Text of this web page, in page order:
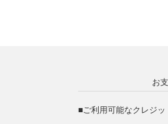
お
■ご利用可能なクレジッ